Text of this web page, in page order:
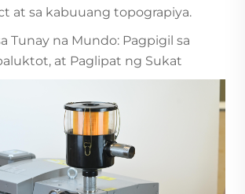
at sa kabuuang topograpiya.
Tunay na Mundo: Pagpigil sa
at Paglipat ng Sukat